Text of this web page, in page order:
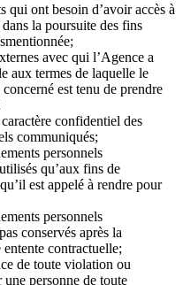
qui ont besoin d’avoir accès à
la poursuite des fins
avec qui l’Agence a
aux termes de laquelle le
est tenu de prendre
confidentiel des
communiqués;
personnels
qu’aux fins de
est appelé à rendre pour
personnels
conservés après la
contractuelle;
de toute violation ou
personne de toute